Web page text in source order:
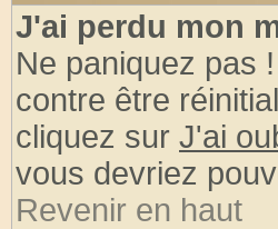
J'ai perdu mon
Ne paniquez pas
contre être
cliquez sur J'ai
vous devriez
Revenir en haut